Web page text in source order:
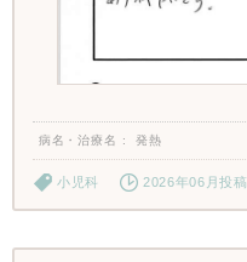
病名・治療名 発熱
小児科 2026年06月投稿